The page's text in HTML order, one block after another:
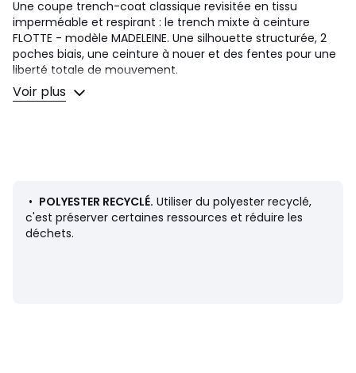
Une coupe trench-coat classique revisitée en tissu
imperméable et respirant : le trench mixte à ceinture
FLOTTE - modèle MADELEINE. Une silhouette structurée, 2
poches biais, une ceinture à nouer et des fentes pour une
liberté totale de mouvement.
Détails produit
• 2 poches biais devant
• Poignets resserrés froncés
• Fentes côtés à la base
Voir plus
• POLYESTER RECYCLÉ. Utiliser du polyester recyclé,
c'est préserver certaines ressources et réduire les
déchets.